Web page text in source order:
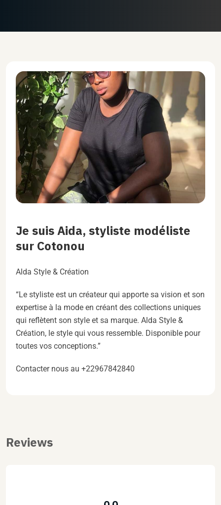
Je suis Aida, styliste modéliste
sur Cotonou
Alda Style & Création
“Le styliste est un créateur qui apporte sa vision et son
expertise à la mode en créant des collections uniques
qui reflètent son style et sa marque. Alda Style &
Création, le style qui vous ressemble. Disponible pour
toutes vos conceptions.”
Contacter nous au +22967842840
Reviews